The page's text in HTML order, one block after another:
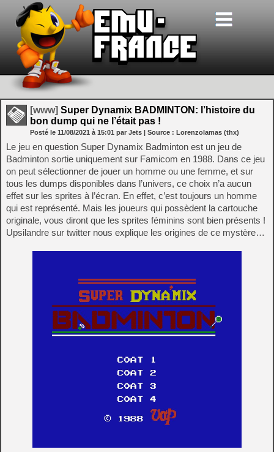
[www] Super Dynamix BADMINTON: l’histoire du
bon dump qui ne l’était pas !
Posté le 11/08/2021 à 15:01 par Jets | Source : Lorenzolamas (thx)
Le jeu en question Super Dynamix Badminton est un jeu de
Badminton sortie uniquement sur Famicom en 1988. Dans ce jeu
on peut sélectionner de jouer un homme ou une femme, et sur
tous les dumps disponibles dans l’univers, ce choix n’a aucun
effet sur les sprites à l’écran. En effet, c’est toujours un homme
qui est représenté. Mais les joueurs qui possèdent la cartouche
originale, vous diront que les sprites féminins sont bien présents !
Upsilandre sur twitter nous explique les origines de ce mystère…